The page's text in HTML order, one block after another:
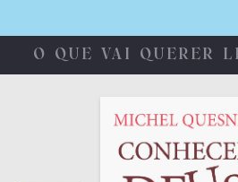
O QUE VAI QUERER